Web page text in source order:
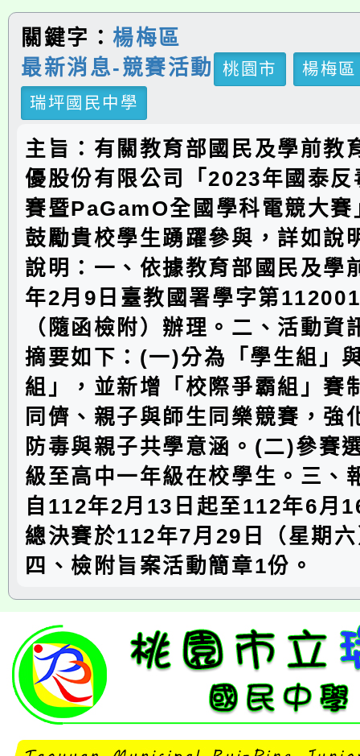
關鍵字： 楊梅區
最新消息-競賽活動
桃園市
楊梅區
瑞坪國民中學
主旨：有關教育部國民及學前教
優股份有限公司「2023年國泰反
賽暨PaGamO全國學科電競大賽
鼓勵貴校學生踴躍參與，詳如說
說明：一、依據教育部國民及學
年2月9日臺教國署學字第
（隨函檢附）辦理。二、活動資
摘要如下：(一)分為「學生組」
組」，並新增「校際爭霸組」賽
同儕、親子與師生同樂競賽，強
防毒與親子共學意涵。(二)參賽
級至高中一年級在校學生。三、
自112年2月13日起至112年6月
總決賽於112年7月29日（星期
四、檢附旨案活動簡章1份。